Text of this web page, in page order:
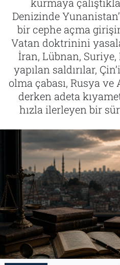
kurmaya
Denizinde
bir cephe açma
Vatan doktrinini
İran, Lübnan,
yapılan saldırılar,
olma çabası, Rusya ve
derken adeta
hızla ilerleyen bir
Tarih
İletişim
Künye